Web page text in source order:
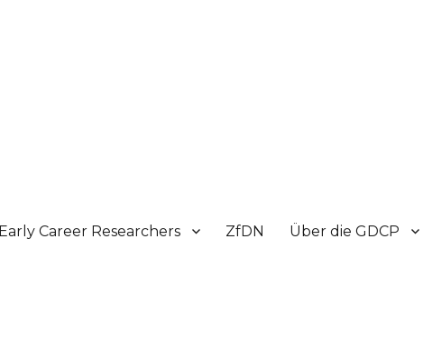
Early Career Researchers ZfDN Über die GDCP